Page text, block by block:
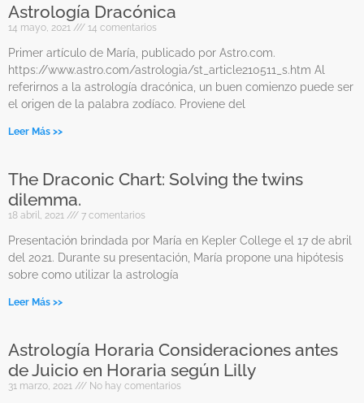
Astrología Dracónica
14 mayo, 2021 14 comentarios
Primer artículo de María, publicado por Astro.com.
https://www.astro.com/astrologia/st_article210511_s.htm Al
referirnos a la astrología dracónica, un buen comienzo puede ser
el origen de la palabra zodíaco. Proviene del
Leer Más >>
The Draconic Chart: Solving the twins
dilemma.
18 abril, 2021 7 comentarios
Presentación brindada por María en Kepler College el 17 de abril
del 2021. Durante su presentación, María propone una hipótesis
sobre como utilizar la astrología
Leer Más >>
Astrología Horaria Consideraciones antes
de Juicio en Horaria según Lilly
31 marzo, 2021 No hay comentarios
PáginaPágina